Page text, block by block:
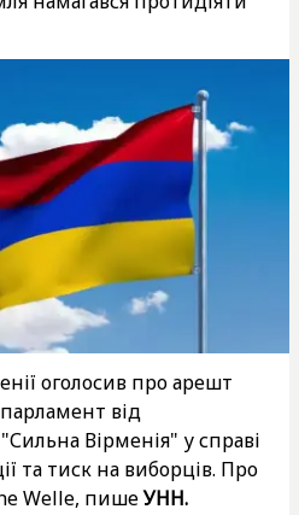
оголосив про арешт
від
Вірменія" у справі
та тиск на виборців. Про
Welle, пишеУНН.